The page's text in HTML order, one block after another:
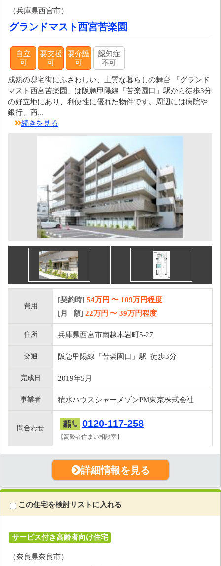
（兵庫県西宮市）
グランドマスト西宮苦楽園
自立
可
要支援
可
要介護
可
認知症
不可
成熟の邸宅街にふさわしい、上質な暮らしの舞台 「グランド
マスト西宮苦楽園」は阪急甲陽線「苦楽園口」駅から徒歩3分
の好立地にあり、利便性に優れた物件です。周辺には病院や
銀行、商...
続きを見る
費用
[契約時] 54万円 〜 109万円程度
[月 額] 22万円 〜 39万円程度
住所 兵庫県西宮市南越木岩町5-27
交通 阪急甲陽線「苦楽園口」駅 徒歩3分
完成日 2019年5月
事業者 積水ハウスシャーメゾンPM東京株式会社
問合わせ 0120-117-258
【高齢者住まい相談室】
詳細情報を見る
この住宅を検討リストに入れる
サービス付き高齢者向け住宅
（奈良県奈良市）